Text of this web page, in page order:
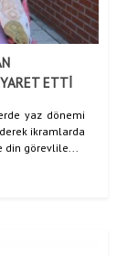
ETTİ
yaz dönemi
ikramlarda
görevlile...